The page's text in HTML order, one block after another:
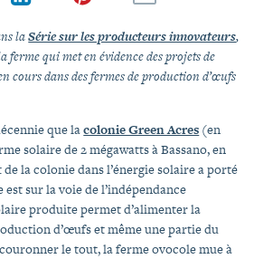
laSérie sur les producteurs innovateurs,
ferme qui met en évidence des projets de
cours dans des fermes de production d’œufs
que lacolonie Green Acres (en
solaire de 2 mégawatts à Bassano, en
la colonie dans l’énergie solaire a porté
sur la voie de l’indépendance
produite permet d’alimenter la
d’œufs et même une partie du
le tout, la ferme ovocole mue à